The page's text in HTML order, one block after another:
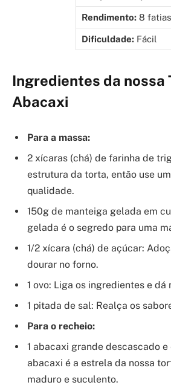
Rendimento:8 fatias
Dificuldade:Fácil
Ingredientes da nossa
Abacaxi
Para a massa:
2 xícaras (chá) de farinha de
estrutura da torta, então use
qualidade.
150g de manteiga gelada em
gelada é o segredo para uma
1/2 xícara (chá) de açúcar:
dourar no forno.
1 ovo: Liga os ingredientes e dá
1 pitada de sal: Realça os
Para o recheio:
1 abacaxi grande descascado e
abacaxi é a estrela da nossa
maduro e suculento.